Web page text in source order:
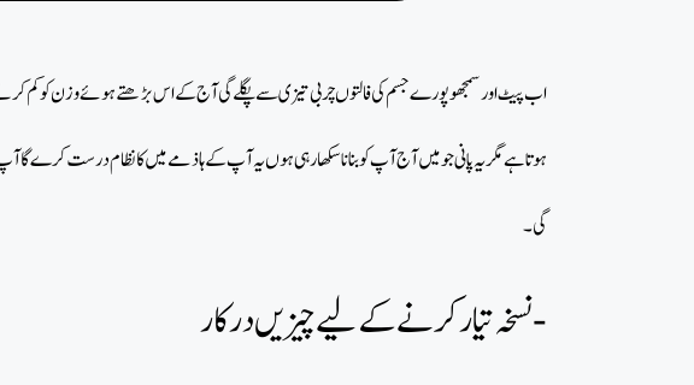
اب پیٹ اورسمجھو پورے جسم کی فالتوں چربی تیزی سے پگلے گی آج کے اس بڑھتے ہوئے وزن کو کم
ہوتا ہے مگر یہ پانی جو میں آج آپ کو بنانا سکھا رہی ہوں یہ آپ کے ہاذمے میں کا نظام درست کرے گا
گی۔
نسخہ تیارکرنے کے لیے چیزیں درکار-